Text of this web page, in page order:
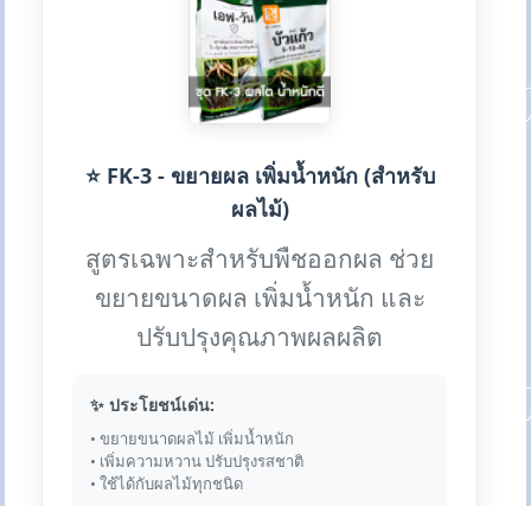
⭐ FK-3 - ขยายผล เพิ่มน้ำหนัก (สำหรับ
ผลไม้)
สูตรเฉพาะสำหรับพืชออกผล ช่วย
ขยายขนาดผล เพิ่มน้ำหนัก และ
ปรับปรุงคุณภาพผลผลิต
✨ ประโยชน์เด่น:
• ขยายขนาดผลไม้ เพิ่มน้ำหนัก
• เพิ่มความหวาน ปรับปรุงรสชาติ
• ใช้ได้กับผลไม้ทุกชนิด